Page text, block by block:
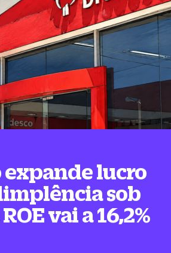
expande lucro
sob
vai a 16,2%